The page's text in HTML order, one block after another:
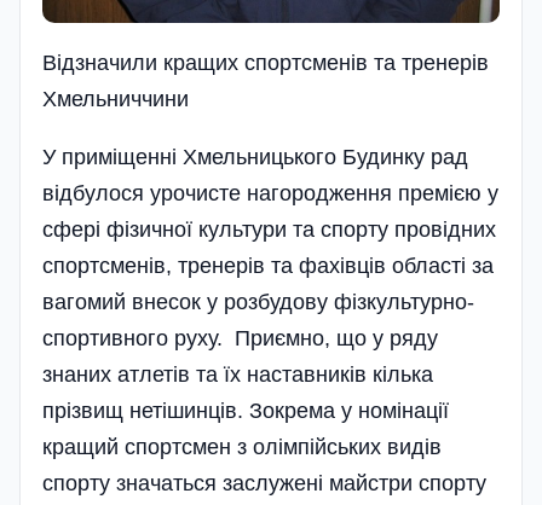
Відзначили кращих спортсменів та тренерів
Хмельниччини
У приміщенні Хмельницького Будинку рад
відбулося урочисте нагородження премією у
сфері фізичної культури та спорту провідних
спортсменів, тренерів та фахівців області за
вагомий внесок у розбудову фізкультурно-
спортивного руху. Приємно, що у ряду
знаних атлетів та їх наставників кілька
прізвищ нетішинців. Зокрема у номінації
кращий спортсмен з олімпі­йських видів
спорту значаться заслужені майстри спорту